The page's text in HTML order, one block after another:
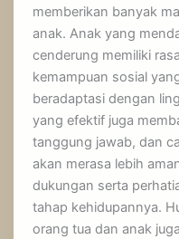
memberikan banyak
anak. Anak yang
cenderung memiliki
kemampuan sosial
beradaptasi dengan
yang efektif juga
tanggung jawab, dan
akan merasa lebih
dukungan serta
tahap kehidupannya.
orang tua dan anak